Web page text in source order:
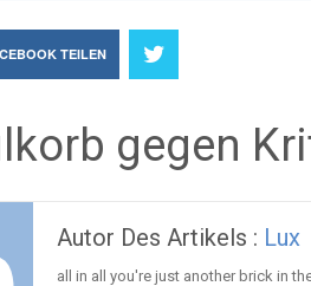
TEILEN
gegen
Autor Des Artikels : Lux
all in all you're just another brick in